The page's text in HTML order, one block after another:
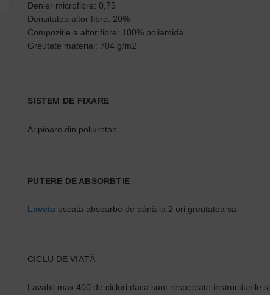
Denier microfibre: 0,75
Densitatea altor fibre: 20%
Compoziție a altor fibre: 100% poliamidă
Greutate material: 704 g/m2
SISTEM DE FIXARE
Aripioare din poliuretan
PUTERE DE ABSORBTIE
Laveta uscată absoarbe de până la 2 ori greutatea sa
CICLU DE VIAȚĂ
Lavabil max 400 de cicluri daca sunt respectate instructiunile si